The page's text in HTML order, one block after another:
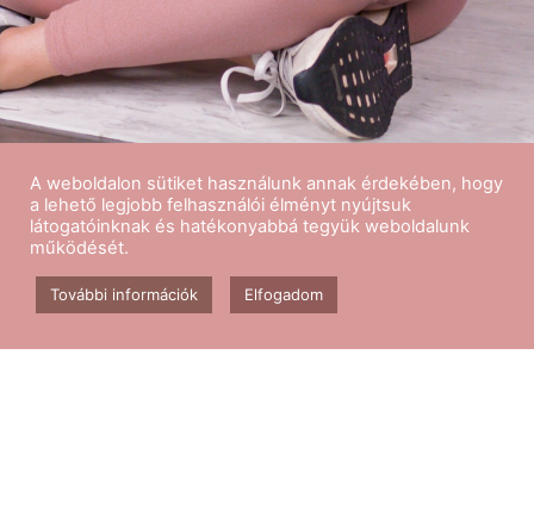
Kövess minket
A weboldalon sütiket használunk annak érdekében, hogy
a lehető legjobb felhasználói élményt nyújtsuk
látogatóinknak és hatékonyabbá tegyük weboldalunk
működését.
További információk Elfogadom